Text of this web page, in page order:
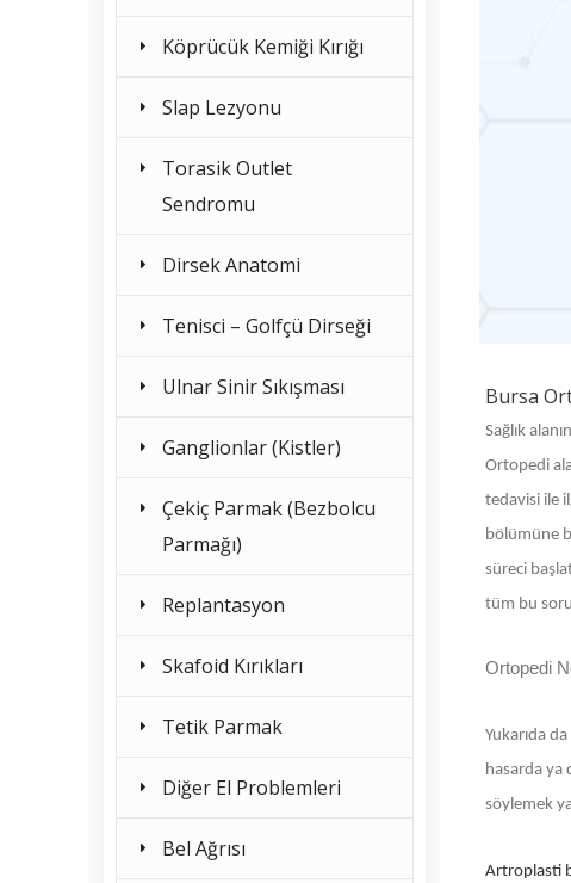
Bursa
Sağlık
Ortopedi
tedavisi ile
bölümüne
süreci
tüm bu
Ortopedi
Yukarıda
hasarda ya
söylemek
Artroplasti
Köprücük Kemiği Kırığı
Slap Lezyonu
Torasik Outlet
Sendromu
Dirsek Anatomi
Tenisci – Golfçü Dirseği
Ulnar Sinir Sıkışması
Ganglionlar (Kistler)
Çekiç Parmak (Bezbolcu
Parmağı)
Replantasyon
Skafoid Kırıkları
Tetik Parmak
Diğer El Problemleri
Bel Ağrısı